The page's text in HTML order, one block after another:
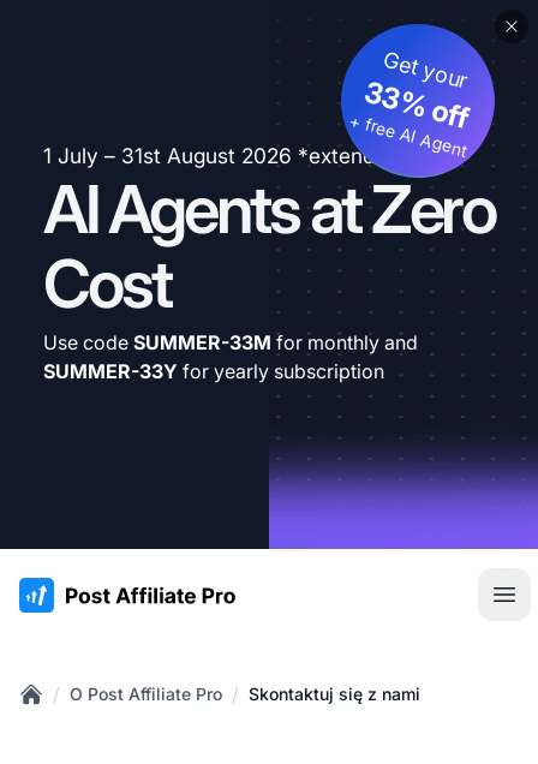
1 July – 31st August 2026 *extended
AI Agents at Zero
Cost
Get your
33% off
+ free AI Agent
Use code SUMMER-33M for monthly and
SUMMER-33Y for yearly subscription
:site.title
/ O Post Affiliate Pro / Skontaktuj się z nami